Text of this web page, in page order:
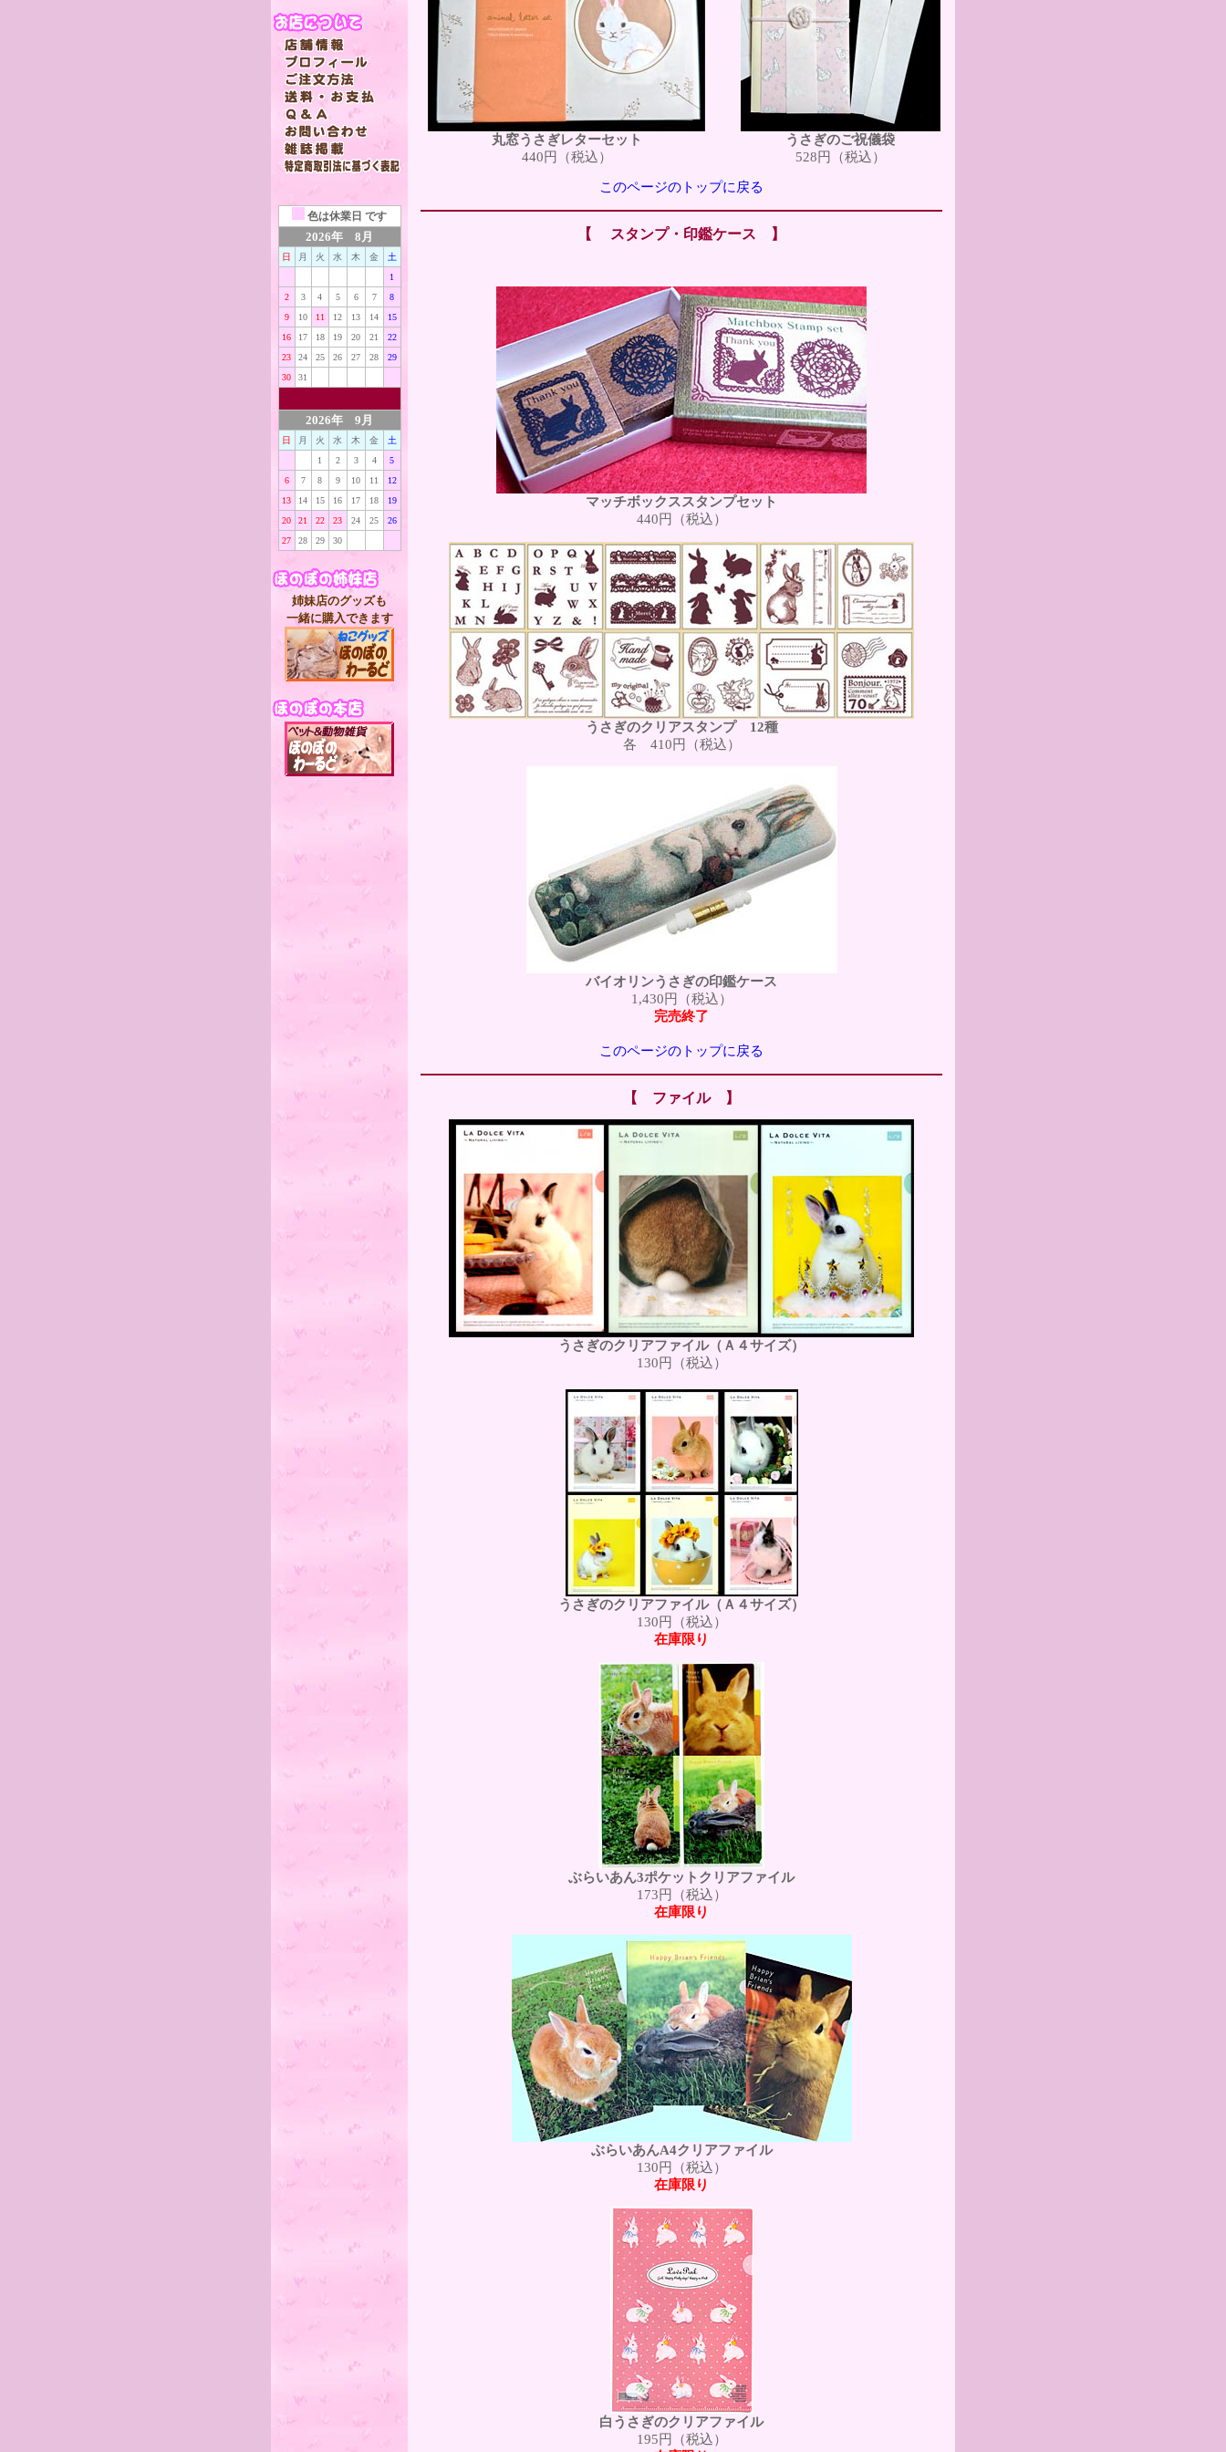
色は休業日 です
2026年 8月
日 月 火 水 木 金
土
1
2
3 4 5 6 7
8
9
10 11 12 13 14
15
16
17 18 19 20 21
22
23
24 25 26 27 28
29
30
31
2026年 9月
日 月 火 水 木 金
土
1
2 3 4
5
6
7 8 9 10 11
12
13
14 15 16 17 18
19
20
21 22 23 24 25
26
27
28 29 30
姉妹店のグッズも
一緒に購入できます
丸窓うさぎレターセット
440円（税込）
うさぎのご祝儀袋
528円（税込）
このページのトップに戻る
【 スタンプ・印鑑ケース 】
マッチボックススタンプセット
440円（税込）
うさぎのクリアスタンプ 12種
各 410円（税込）
バイオリンうさぎの印鑑ケース
1,430円（税込）
完売終了
このページのトップに戻る
【 ファイル 】
うさぎのクリアファイル（Ａ４サイズ）
130円（税込）
うさぎのクリアファイル（Ａ４サイズ）
130円（税込）
在庫限り
ぶらいあん3ポケットクリアファイル
173円（税込）
在庫限り
ぶらいあんA4クリアファイル
130円（税込）
在庫限り
白うさぎのクリアファイル
195円（税込）